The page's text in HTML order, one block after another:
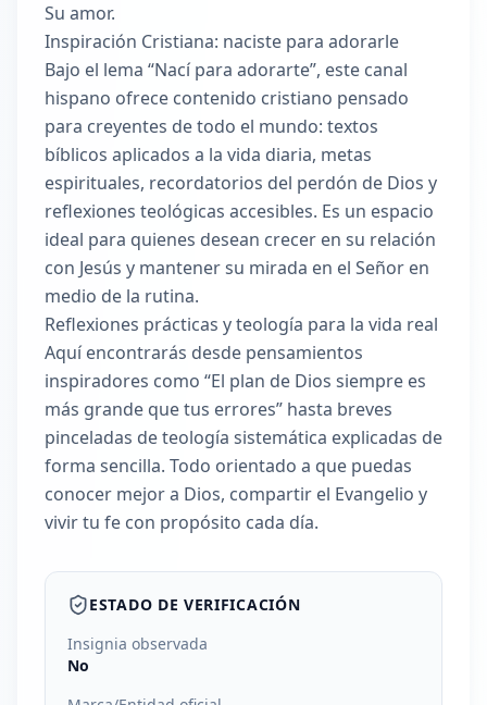
Su amor.
Inspiración Cristiana: naciste para adorarle
Bajo el lema “Nací para adorarte”, este canal
hispano ofrece contenido cristiano pensado
para creyentes de todo el mundo: textos
bíblicos aplicados a la vida diaria, metas
espirituales, recordatorios del perdón de Dios y
reflexiones teológicas accesibles. Es un espacio
ideal para quienes desean crecer en su relación
con Jesús y mantener su mirada en el Señor en
medio de la rutina.
Reflexiones prácticas y teología para la vida real
Aquí encontrarás desde pensamientos
inspiradores como “El plan de Dios siempre es
más grande que tus errores” hasta breves
pinceladas de teología sistemática explicadas de
forma sencilla. Todo orientado a que puedas
conocer mejor a Dios, compartir el Evangelio y
vivir tu fe con propósito cada día.
ESTADO DE VERIFICACIÓN
Insignia observada
No